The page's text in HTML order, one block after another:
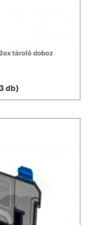
tároló doboz
db)